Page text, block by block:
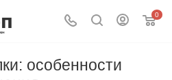
0
особенности